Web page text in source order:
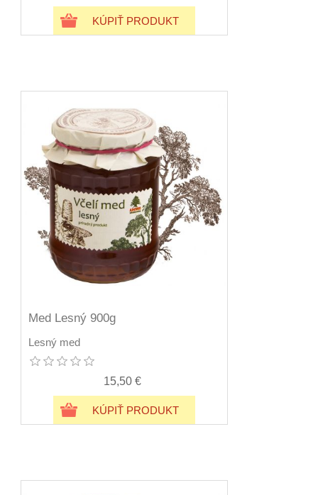
KÚPIŤ PRODUKT
Med Lesný 900g
Lesný med
15,50 €
KÚPIŤ PRODUKT